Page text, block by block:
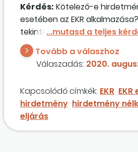
Kérdés: Kötelező-e
esetében az EKR
tekinteni egyes eljárási
lefolytatásától ebben az
tárgyalási meghívó kiküldése?
Tovább a válaszhoz
Válaszadás: 2020.
Kapcsolódó címkék: EKR
hirdetmény hirdetmény
eljárás